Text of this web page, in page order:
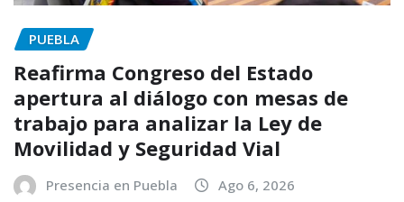
PUEBLA
Reafirma Congreso del Estado
apertura al diálogo con mesas de
trabajo para analizar la Ley de
Movilidad y Seguridad Vial
Presencia en Puebla Ago 6, 2026